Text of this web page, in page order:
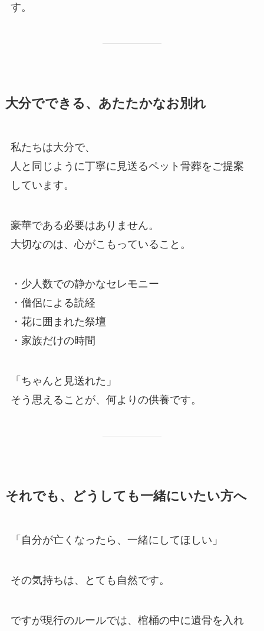
す。
大分で​できる、​あたたかな​お別れ
私たちは大分で、
人と同じように丁寧に見送るペット骨葬をご提案
しています。
豪華である必要はありません。
大切なのは、心がこもっていること。
・少人数での静かなセレモニー
・僧侶による読経
・花に囲まれた祭壇
・家族だけの時間
「ちゃんと見送れた」
そう思えることが、何よりの供養です。
それでも、​どうしても​一緒に​いたい方​へ
「自分が亡くなったら、一緒にしてほしい」
その気持ちは、とても自然です。
ですが現行のルールでは、棺桶の中に遺骨を入れ